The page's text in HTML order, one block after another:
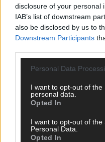
disclosure of your personal
IAB’s list of downstream
also be disclosed by us to
Downstream Participants
Personal Data
I want to opt-out of the
personal data.
Opted In
I want to opt-out of the
Personal Data.
Opted In
MEDIATHEK
The Masked
Krokodil mit
Germany’s Next
Werden die